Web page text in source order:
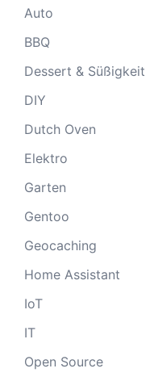
Auto
BBQ
Dessert & Süßigkeit
DIY
Dutch Oven
Elektro
Garten
Gentoo
Geocaching
Home Assistant
IoT
IT
Open Source